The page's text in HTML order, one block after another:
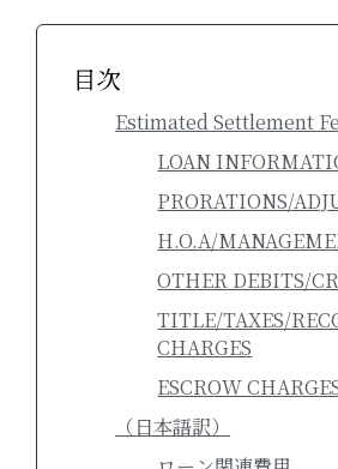
目次
Estimated Settlement
LOAN
PRORATIONS/
H.O.A/
OTHER DEBITS/
TITLE/TAXES/
CHARGES
ESCROW
（日本語訳）